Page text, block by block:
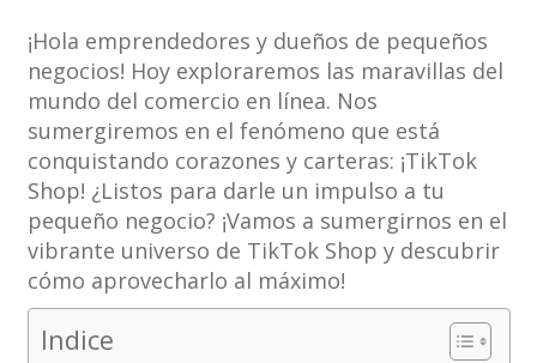
¡Hola emprendedores y dueños de pequeños
negocios! Hoy exploraremos las maravillas del
mundo del comercio en línea. Nos
sumergiremos en el fenómeno que está
conquistando corazones y carteras: ¡TikTok
Shop! ¿Listos para darle un impulso a tu
pequeño negocio? ¡Vamos a sumergirnos en el
vibrante universo de TikTok Shop y descubrir
cómo aprovecharlo al máximo!
Indice